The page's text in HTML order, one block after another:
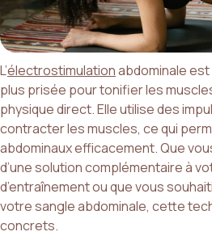
L’électrostimulationabdominale
plus prisée pour tonifier les
physique direct. Elle utilise des
contracter les muscles, ce qui
abdominaux efficacement. Que
d’une solution complémentaire à
d’entraînement ou que vous
votre sangle abdominale, cette
concrets.